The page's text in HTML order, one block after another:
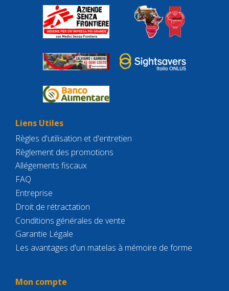
Liens Utiles
Règles d'utilisation et d'entretien
Règlement des promotions
Allégements fiscaux
FAQ
Entreprise
Droit de rétractation
Conditions générales de vente
Garantie Légale
Les avantages d'un matelas à mémoire de forme
Mon compte